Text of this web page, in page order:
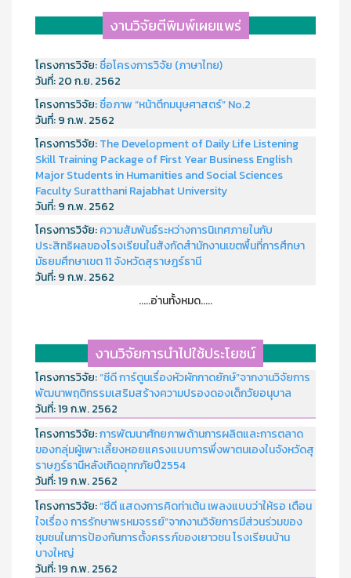
งานวิจัยตีพิมพ์เผยแพร่
โครงการวิจัย:ชื่อโครงการวิจัย (ภาษาไทย)
วันที่:20 ก.ย. 2562
โครงการวิจัย:ชื่อภาพ “หน้าตึกมนุษศาสตร์” No.2
วันที่:9 ก.พ. 2562
โครงการวิจัย:The Development of Daily Life Listening
Skill Training Package of First Year Business English
Major Students in Humanities and Social Sciences
Faculty Suratthani Rajabhat University
วันที่:9 ก.พ. 2562
โครงการวิจัย:ความสัมพันธ์ระหว่างการนิเทศภายในกับ
ประสิทธิผลของโรงเรียนในสังกัดสำนักงานเขตพื้นที่การศึกษา
มัธยมศึกษาเขต 11 จังหวัดสุราษฎร์ธานี
วันที่:9 ก.พ. 2562
.....อ่านทั้งหมด.....
งานวิจัยการนำไปใช้ประโยชน์
โครงการวิจัย:“ซีดี การ์ตูนเรื่องหัวผักกาดยักษ์”จากงานวิจัยการ
พัฒนาพฤติกรรมเสริมสร้างความปรองดองเด็กวัยอนุบาล
วันที่:19 ก.พ. 2562
โครงการวิจัย:การพัฒนาศักยภาพด้านการผลิตและการตลาด
ของกลุ่มผู้เพาะเลี้ยงหอยแครงแบบการพึ่งพาตนเองในจังหวัดสุ
ราษฏร์ธานีหลังเกิดอุทกภัยปี2554
วันที่:19 ก.พ. 2562
โครงการวิจัย:“ซีดี แสดงการคิดท่าเต้น เพลงแบบว่าให้รอ เตือน
ใจเรื่อง การรักษาพรหมจรรย์”จากงานวิจัยการมีส่วนร่วมของ
ชุมชนในการป้องกันการตั้งครรภ์ของเยาวชน โรงเรียนบ้าน
บางใหญ่
วันที่:19 ก.พ. 2562